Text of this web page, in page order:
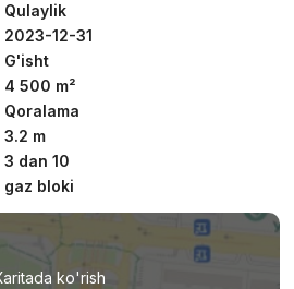
Qulaylik
2023-12-31
G'isht
4 500 m²
Qoralama
3.2 m
3 dan 10
gaz bloki
ko'rish